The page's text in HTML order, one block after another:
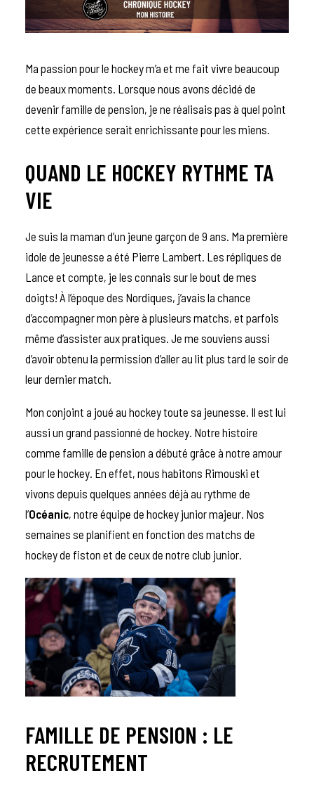
Ma passion pour le hockey m’a et me fait vivre beaucoup
de beaux moments. Lorsque nous avons décidé de
devenir famille de pension, je ne réalisais pas à quel point
cette expérience serait enrichissante pour les miens.
QUAND LE HOCKEY RYTHME TA
VIE
Je suis la maman d’un jeune garçon de 9 ans. Ma première
idole de jeunesse a été Pierre Lambert. Les répliques de
Lance et compte, je les connais sur le bout de mes
doigts! À l’époque des Nordiques, j’avais la chance
d’accompagner mon père à plusieurs matchs, et parfois
même d’assister aux pratiques. Je me souviens aussi
d’avoir obtenu la permission d’aller au lit plus tard le soir de
leur dernier match.
Mon conjoint a joué au hockey toute sa jeunesse. Il est lui
aussi un grand passionné de hockey. Notre histoire
comme famille de pension a débuté grâce à notre amour
pour le hockey. En effet, nous habitons Rimouski et
vivons depuis quelques années déjà au rythme de
l’Océanic, notre équipe de hockey junior majeur. Nos
semaines se planifient en fonction des matchs de
hockey de fiston et de ceux de notre club junior.
FAMILLE DE PENSION : LE
RECRUTEMENT